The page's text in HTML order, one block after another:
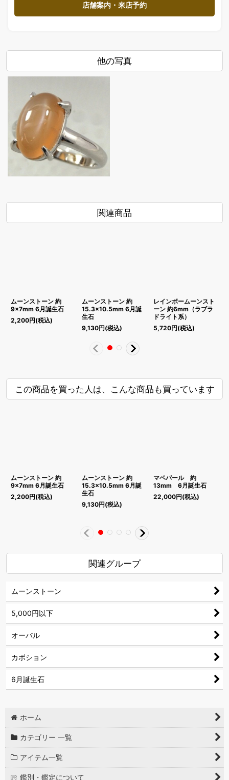
店舗案内・来店予約
他の写真
関連商品
ムーンストーン 約
9×7mm 6月誕生石
2,200円(税込)
ムーンストーン 約
15.3×10.5mm 6月誕
生石
9,130円(税込)
レインボームーンスト
ーン 約6mm（ラブラ
ドライト系）
5,720円(税込)
この商品を買った人は、こんな商品も買っています
ムーンストーン 約
9×7mm 6月誕生石
2,200円(税込)
ムーンストーン 約
15.3×10.5mm 6月誕
生石
9,130円(税込)
マベパール 約
13mm 6月誕生石
22,000円(税込)
関連グループ
ムーンストーン
5,000円以下
オーバル
カボション
6月誕生石
ホーム
カテゴリー 一覧
アイテム一覧
鑑別・鑑定について